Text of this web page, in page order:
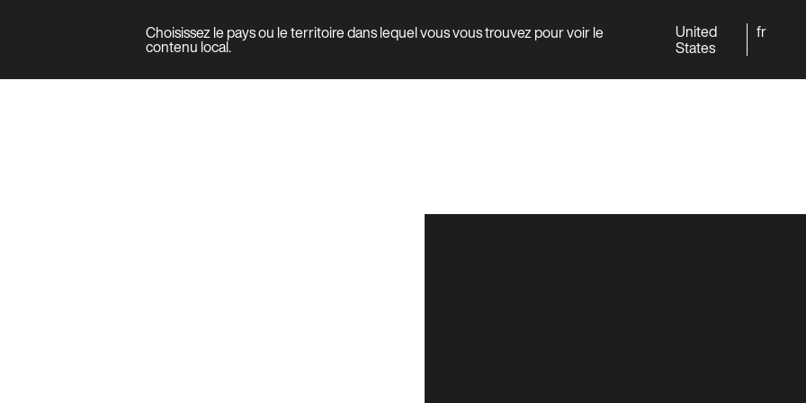
Choisissez le pays ou le territoire dans lequel vous vous trouvez pour voir le
contenu local.
United
States
fr
Professionnels